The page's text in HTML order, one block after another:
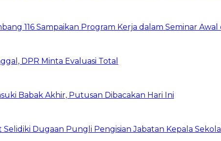
116 Sampaikan Program Kerja dalam Seminar
DPR Minta Evaluasi Total
Babak Akhir, Putusan Dibacakan Hari Ini
Dugaan Pungli Pengisian Jabatan Kepala